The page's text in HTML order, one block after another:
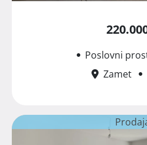
Poslovni
Zamet